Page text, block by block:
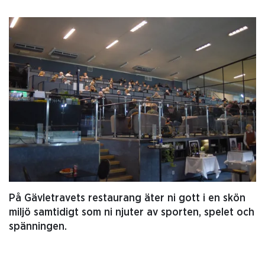
På Gävletravets restaurang äter ni gott i en skön
miljö samtidigt som ni njuter av sporten, spelet och
spänningen.